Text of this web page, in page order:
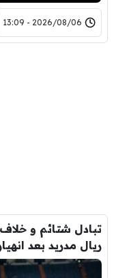
2026/08/06 - 13:09
تبادل شتائم و خلاف
ريال مدريد بعد